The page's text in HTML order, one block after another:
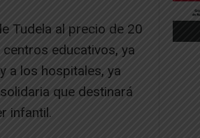
Tudela al precio de 20
educativos, ya
a los hospitales, ya
que destinará
infantil.